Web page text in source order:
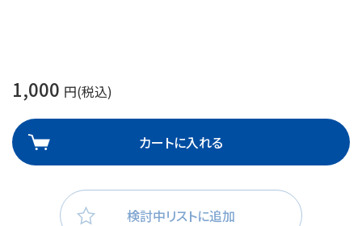
1,000 円(税込)
カートに入れる
検討中リストに追加